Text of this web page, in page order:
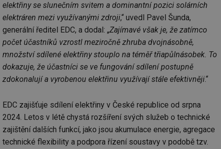
elektřiny se slunečním svitem a dominantní pozici solárních
elektráren mezi využívanými zdroji,“ uvedl Pavel Šunda,
generální ředitel EDC, a dodal: „Zajímavé však je, že zatímco
počet účastníků vzrostl meziročně zhruba dvojnásobně,
množství sdílené elektřiny stouplo na téměř třiapůlnásobek. To
dokazuje, že účastníci se ve fungování sdílení postupně
zdokonalují a vyrobenou elektřinu využívají stále efektivněji.“
EDC zajišťuje sdílení elektřiny v České republice od srpna
2024. Letos v létě chystá rozšíření svých služeb o technické
zajištění dalších funkcí, jako jsou akumulace energie, agregace
technické flexibility a podpora řízení soustavy v podobě tzv.